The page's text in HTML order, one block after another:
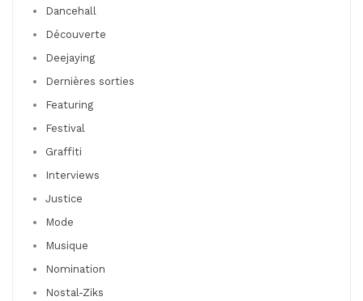
Dancehall
Découverte
Deejaying
Dernières sorties
Featuring
Festival
Graffiti
Interviews
Justice
Mode
Musique
Nomination
Nostal-Ziks